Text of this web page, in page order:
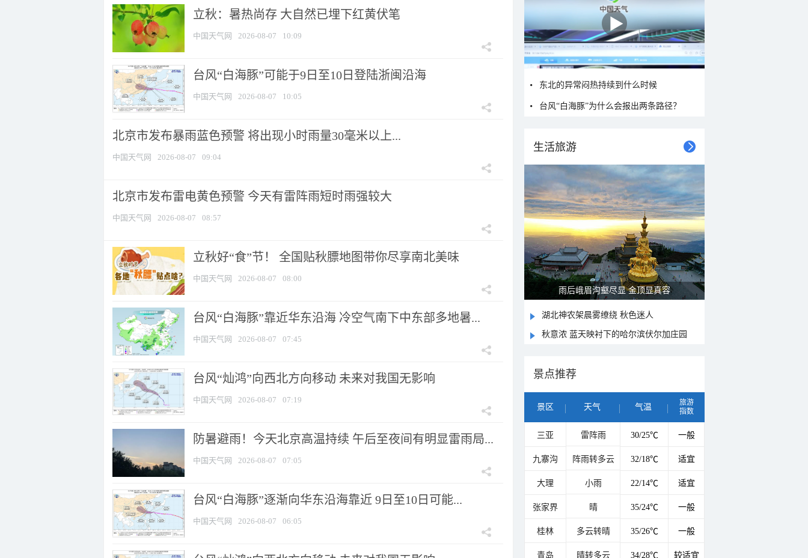
立秋：暑热尚存 大自然已埋下红黄伏笔
中国天气网 2026-08-07 10:09
台风“白海豚”可能于9日至10日登陆浙闽沿海
中国天气网 2026-08-07 10:05
北京市发布暴雨蓝色预警 将出现小时雨量30毫米以上...
中国天气网 2026-08-07 09:04
北京市发布雷电黄色预警 今天有雷阵雨短时雨强较大
中国天气网 2026-08-07 08:57
立秋好“食”节！ 全国贴秋膘地图带你尽享南北美味
中国天气网 2026-08-07 08:00
台风“白海豚”靠近华东沿海 冷空气南下中东部多地暑...
中国天气网 2026-08-07 07:45
台风“灿鸿”向西北方向移动 未来对我国无影响
中国天气网 2026-08-07 07:19
防暑避雨！今天北京高温持续 午后至夜间有明显雷雨局...
中国天气网 2026-08-07 07:05
台风“白海豚”逐渐向华东沿海靠近 9日至10日可能...
中国天气网 2026-08-07 06:05
东北的异常闷热持续到什么时候
台风“白海豚”为什么会报出两条路径？
生活旅游
雨后峨眉沟壑尽显 金顶显真容
湖北神农架晨雾缭绕 秋色迷人
秋意浓 蓝天映衬下的哈尔滨伏尔加庄园
景点推荐
景区 天气 气温
旅游
指数
三亚 雷阵雨 30/25℃ 一般
九寨沟 阵雨转多云 32/18℃ 适宜
大理 小雨 22/14℃ 适宜
张家界 晴 35/24℃ 一般
桂林 多云转晴 35/26℃ 一般
青岛 晴转多云 34/28℃ 较适宜